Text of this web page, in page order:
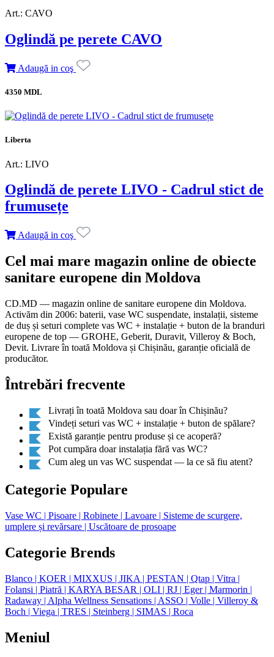
Art.: CAVO
Oglindă pe perete CAVO
Adaugă in coş
4350 MDL
Liberta
Art.: LIVO
Oglindă de perete LIVO - Cadrul stict de
frumusețe
Adaugă in coş
Cel mai mare magazin online de obiecte
sanitare europene din Moldova
CD.MD — magazin online de sanitare europene din Moldova.
Activăm din 2006: baterii, vase WC suspendate, instalații, sisteme
de duș și seturi complete vas WC + instalație + buton de la branduri
europene de top — GROHE, Geberit, Duravit, Villeroy & Boch,
Devit. Livrare în toată Moldova și Chișinău, garanție oficială de
producător.
Întrebări frecvente
Livrați în toată Moldova sau doar în Chișinău?
Vindeți seturi vas WC + instalație + buton de spălare?
Există garanție pentru produse și ce acoperă?
Pot cumpăra doar instalația fără vas WC?
Cum aleg un vas WC suspendat — la ce să fiu atent?
Categorie Populare
Vase WC | Pisoare | Robinete | Lavoare | Sisteme de scurgere,
umplere și revărsare | Uscătoare de prosoape
Categorie Brends
Blanco | KOER | MIXXUS | JIKA | PESTAN | Qtap | Vitra |
Folansi | Piatră | KARYA BESAR | OLI | RJ | Eger | Marmorin |
Radaway | Alpha Wellness Sensations | ASSO | Volle | Villeroy &
Boch | Viega | TRES | Steinberg | SIMAS | Roca
Meniul